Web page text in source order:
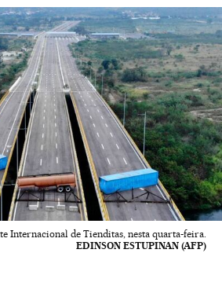
Internacional de Tienditas, nesta quarta-feira.
EDINSON ESTUPINAN (AFP)